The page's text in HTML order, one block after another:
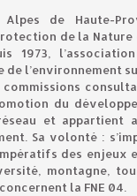
Alpes de Haute-
de la Nature
1973,
de l’environnement
du
et appartient
Sa volonté :
des enjeux
montagne,
la FNE 04.